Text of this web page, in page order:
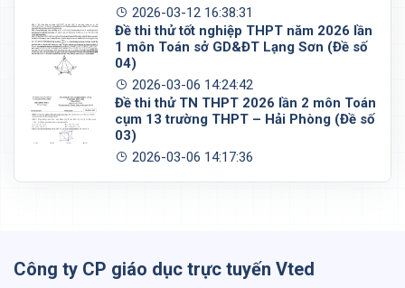
2026-03-12 16:38:31
Đề thi thử tốt nghiệp THPT năm 2026 lần
1 môn Toán sở GD&ĐT Lạng Sơn (Đề số
04)
2026-03-06 14:24:42
Đề thi thử TN THPT 2026 lần 2 môn Toán
cụm 13 trường THPT – Hải Phòng (Đề số
03)
2026-03-06 14:17:36
Công ty CP giáo dục trực tuyến Vted